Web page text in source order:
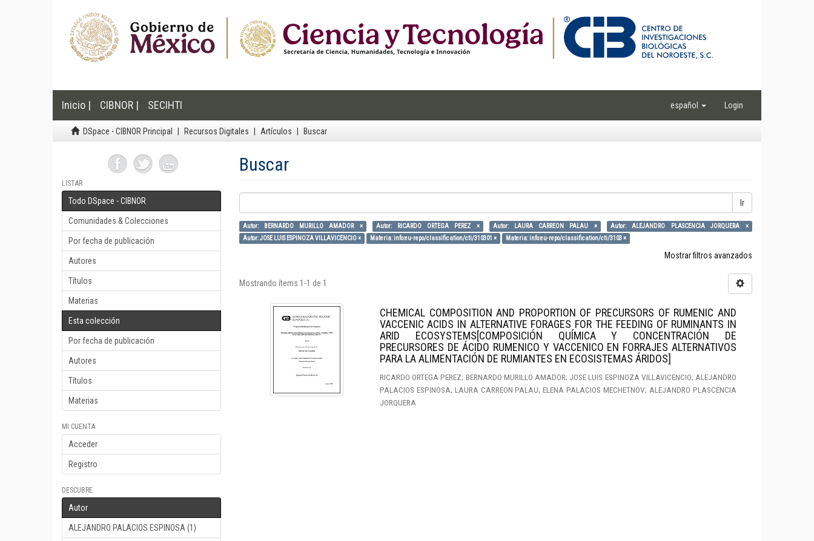
Inicio | CIBNOR | SECIHTI español Login
DSpace - CIBNOR Principal Recursos Digitales Artículos Buscar
LISTAR
Todo DSpace - CIBNOR
Comunidades & Colecciones
Por fecha de publicación
Autores
Títulos
Materias
Esta colección
Por fecha de publicación
Autores
Títulos
Materias
MI CUENTA
Acceder
Registro
DESCUBRE
Autor
ALEJANDRO PALACIOS ESPINOSA (1)
Buscar
Ir
Autor: BERNARDO MURILLO AMADOR × Autor: RICARDO ORTEGA PEREZ × Autor: LAURA CARREON PALAU ×
Autor: ALEJANDRO PLASCENCIA JORQUERA ×
Autor: JOSE LUIS ESPINOZA VILLAVICENCIO ×
Materia: info:eu-repo/classification/cti/310301 × Materia: info:eu-repo/classification/cti/3103 ×
Mostrar filtros avanzados
Mostrando ítems 1-1 de 1
CHEMICAL COMPOSITION AND PROPORTION OF PRECURSORS OF RUMENIC AND
VACCENIC ACIDS IN ALTERNATIVE FORAGES FOR THE FEEDING OF RUMINANTS IN
ARID ECOSYSTEMS[COMPOSICIÓN QUÍMICA Y CONCENTRACIÓN DE
PRECURSORES DE ÁCIDO RUMENICO Y VACCENICO EN FORRAJES ALTERNATIVOS
PARA LA ALIMENTACIÓN DE RUMIANTES EN ECOSISTEMAS ÁRIDOS]
RICARDO ORTEGA PEREZ; BERNARDO MURILLO AMADOR; JOSE LUIS ESPINOZA VILLAVICENCIO; ALEJANDRO
PALACIOS ESPINOSA; LAURA CARREON PALAU; ELENA PALACIOS MECHETNOV; ALEJANDRO PLASCENCIA
JORQUERA